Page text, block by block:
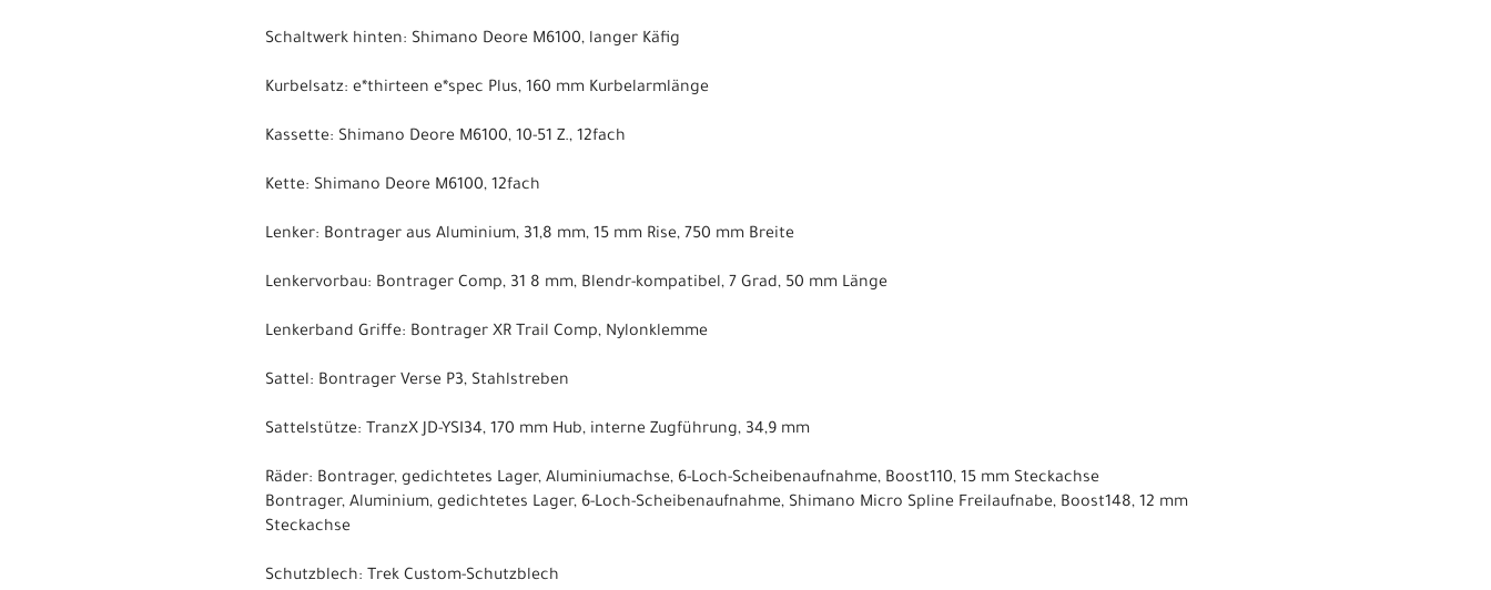
Schaltwerk hinten: Shimano Deore M6100, langer Käfig
Kurbelsatz: e*thirteen e*spec Plus, 160 mm Kurbelarmlänge
Kassette: Shimano Deore M6100, 10-51 Z., 12fach
Kette: Shimano Deore M6100, 12fach
Lenker: Bontrager aus Aluminium, 31,8 mm, 15 mm Rise, 750 mm Breite
Lenkervorbau: Bontrager Comp, 31 8 mm, Blendr-kompatibel, 7 Grad, 50 mm Länge
Lenkerband Griffe: Bontrager XR Trail Comp, Nylonklemme
Sattel: Bontrager Verse P3, Stahlstreben
Sattelstütze: TranzX JD-YSI34, 170 mm Hub, interne Zugführung, 34,9 mm
Räder: Bontrager, gedichtetes Lager, Aluminiumachse, 6-Loch-Scheibenaufnahme, Boost110, 15 mm Steckachse
Bontrager, Aluminium, gedichtetes Lager, 6-Loch-Scheibenaufnahme, Shimano Micro Spline Freilaufnabe, Boost148, 12 mm
Steckachse
Schutzblech: Trek Custom-Schutzblech